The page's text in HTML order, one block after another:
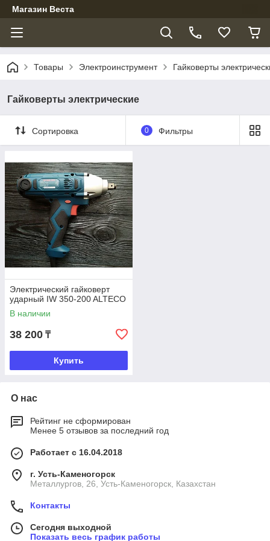
Магазин Веста
Товары Электроинструмент Гайковерты
Гайковерты электрические
Сортировка 0 Фильтры
Электрический гайковерт
ударный IW 350-200 ALTECO
В наличии
38 200 ₸
Купить
О нас
Рейтинг не сформирован
Менее 5 отзывов за последний год
Работает с 16.04.2018
г. Усть-Каменогорск
Металлургов, 26, Усть-Каменогорск, Казахстан
Контакты
Сегодня выходной
Показать весь график работы